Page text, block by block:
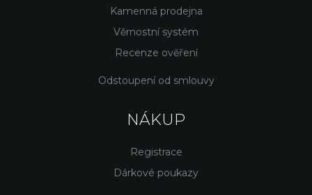
Kamenná prodejna
Věrnostní systém
Recenze ověření
Odstoupení od smlouvy
NÁKUP
Registrace
Dárkové poukazy